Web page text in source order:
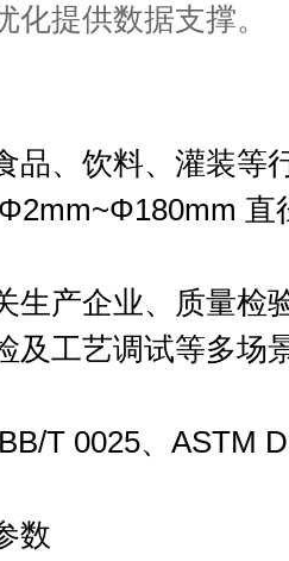
化提供数据支撑。
品、饮料、灌装等
直
生产企业、质量检
及工艺调试等多场
T 0025、ASTM
数